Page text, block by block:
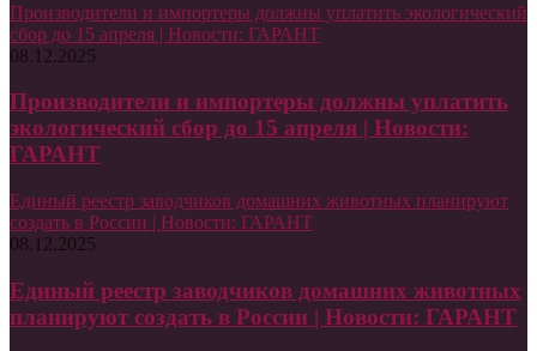
Производители и импортеры должны уплатить экологический
сбор до 15 апреля | Новости: ГАРАНТ
08.12.2025
Производители и импортеры должны уплатить
экологический сбор до 15 апреля | Новости:
ГАРАНТ
Единый реестр заводчиков домашних животных планируют
создать в России | Новости: ГАРАНТ
08.12.2025
Единый реестр заводчиков домашних животных
планируют создать в России | Новости: ГАРАНТ